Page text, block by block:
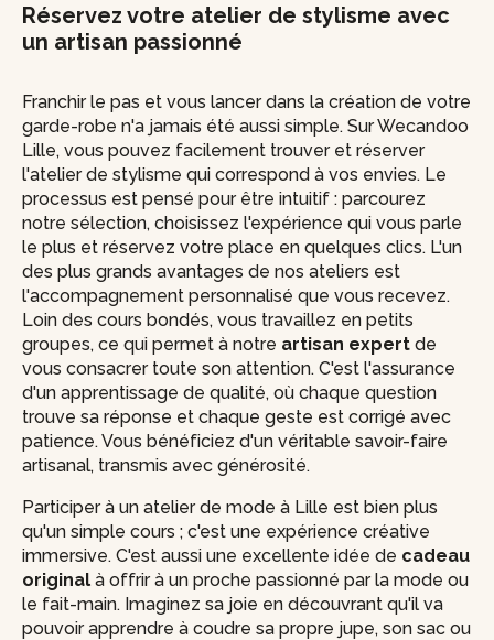
Réservez votre atelier de stylisme avec
un artisan passionné
Franchir le pas et vous lancer dans la création de votre
garde-robe n'a jamais été aussi simple. Sur Wecandoo
Lille, vous pouvez facilement trouver et réserver
l'atelier de stylisme qui correspond à vos envies. Le
processus est pensé pour être intuitif : parcourez
notre sélection, choisissez l'expérience qui vous parle
le plus et réservez votre place en quelques clics. L'un
des plus grands avantages de nos ateliers est
l'accompagnement personnalisé que vous recevez.
Loin des cours bondés, vous travaillez en petits
groupes, ce qui permet à notre artisan expert de
vous consacrer toute son attention. C'est l'assurance
d'un apprentissage de qualité, où chaque question
trouve sa réponse et chaque geste est corrigé avec
patience. Vous bénéficiez d'un véritable savoir-faire
artisanal, transmis avec générosité.
Participer à un atelier de mode à Lille est bien plus
qu'un simple cours ; c'est une expérience créative
immersive. C'est aussi une excellente idée de cadeau
original à offrir à un proche passionné par la mode ou
le fait-main. Imaginez sa joie en découvrant qu'il va
pouvoir apprendre à coudre sa propre jupe, son sac ou